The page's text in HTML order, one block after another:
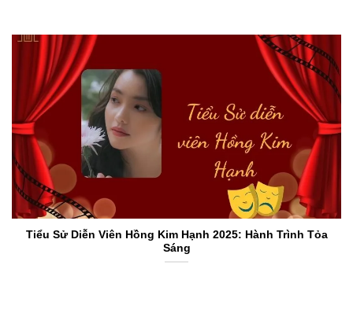
Tiểu Sử Diễn Viên Hồng Kim Hạnh 2025: Hành Trình Tỏa
Sáng